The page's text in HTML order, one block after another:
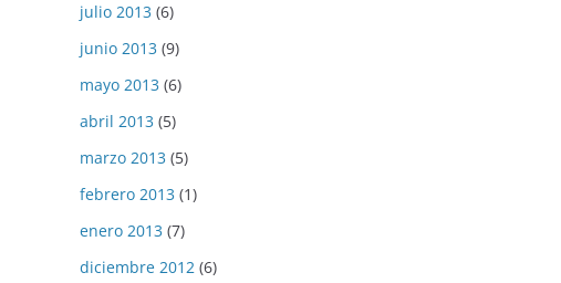
julio 2013 (6)
junio 2013 (9)
mayo 2013 (6)
abril 2013 (5)
marzo 2013 (5)
febrero 2013 (1)
enero 2013 (7)
diciembre 2012 (6)